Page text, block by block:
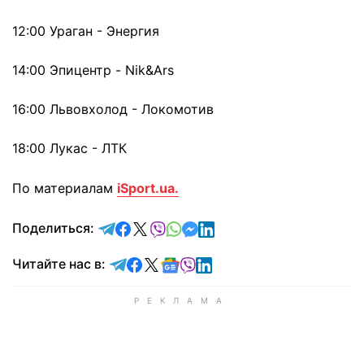
12:00 Ураган - Энергия
14:00 Эпицентр - Nik&Ars
16:00 Львовхолод - Локомотив
18:00 Лукас - ЛТК
По материалам iSport.ua.
Поделиться: отправить в Telegram
поделиться в Facebook
поделиться в X
отправить в Viber
отправить в Whatsapp
отправить в Messenger
отправить в LinkedIn
Читайте нас в: Читайте в Telegram
Читайте в Facebook
Читайте в X
Читайте в Google news
Читайте в Viber
Читайте в LinkedIn